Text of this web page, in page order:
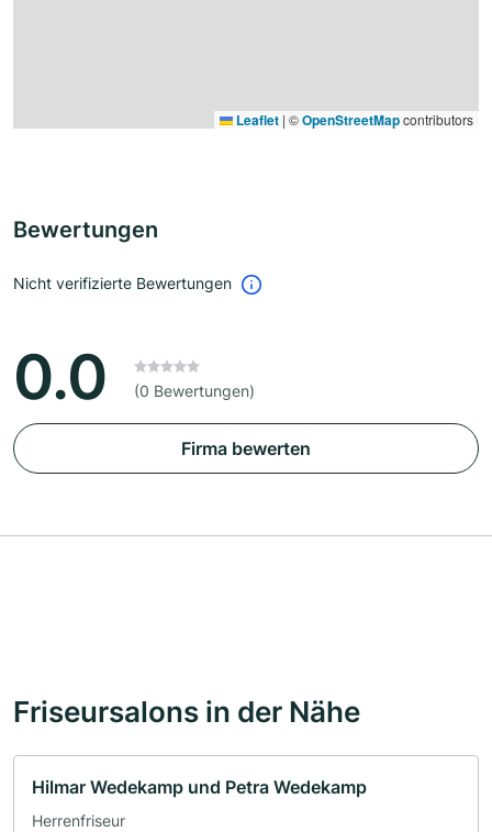
Leaflet | ©OpenStreetMapcontributors
Bewertungen
Nicht verifizierte Bewertungen
0.0 (0 Bewertungen)
Firma bewerten
Friseursalons in der Nähe
Hilmar Wedekamp und Petra Wedekamp
Herrenfriseur